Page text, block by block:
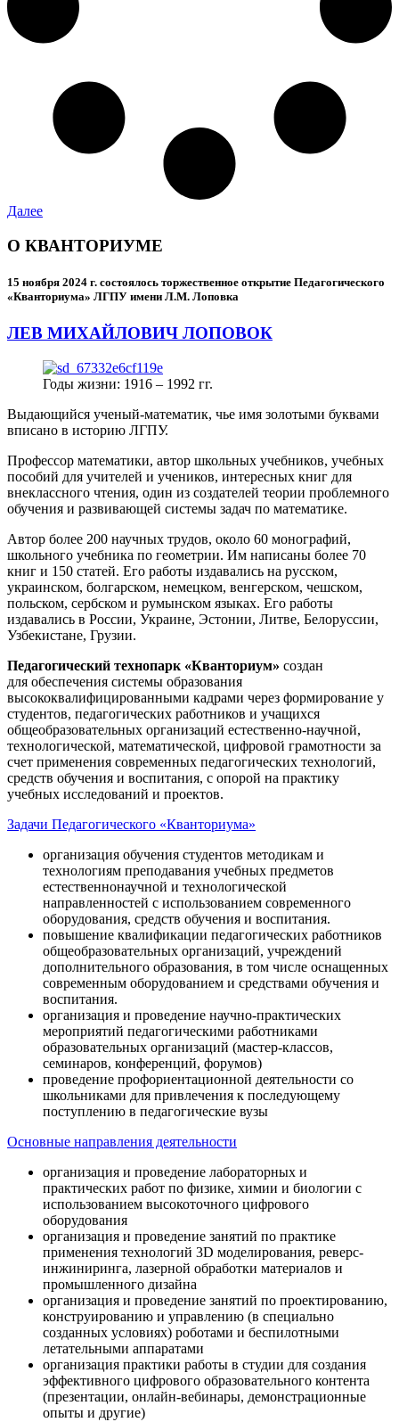
Далее
О КВАНТОРИУМЕ
15 ноября 2024 г. состоялось торжественное открытие Педагогического
«Кванториума» ЛГПУ имени Л.М. Лоповка
ЛЕВ МИХАЙЛОВИЧ ЛОПОВОК
Годы жизни: 1916 – 1992 гг.
Выдающийся ученый-математик, чье имя золотыми буквами
вписано в историю ЛГПУ.
Профессор математики, автор школьных учебников, учебных
пособий для учителей и учеников, интересных книг для
внеклассного чтения, один из создателей теории проблемного
обучения и развивающей системы задач по математике.
Автор более 200 научных трудов, около 60 монографий,
школьного учебника по геометрии. Им написаны более 70
книг и 150 статей. Его работы издавались на русском,
украинском, болгарском, немецком, венгерском, чешском,
польском, сербском и румынском языках. Его работы
издавались в России, Украине, Эстонии, Литве, Белоруссии,
Узбекистане, Грузии.
Педагогический технопарк «Кванториум» создан
для обеспечения системы образования
высококвалифицированными кадрами через формирование у
студентов, педагогических работников и учащихся
общеобразовательных организаций естественно-научной,
технологической, математической, цифровой грамотности за
счет применения современных педагогических технологий,
средств обучения и воспитания, с опорой на практику
учебных исследований и проектов.
Задачи Педагогического «Кванториума»
организация обучения студентов методикам и
технологиям преподавания учебных предметов
естественнонаучной и технологической
направленностей с использованием современного
оборудования, средств обучения и воспитания.
повышение квалификации педагогических работников
общеобразовательных организаций, учреждений
дополнительного образования, в том числе оснащенных
современным оборудованием и средствами обучения и
воспитания.
организация и проведение научно-практических
мероприятий педагогическими работниками
образовательных организаций (мастер-классов,
семинаров, конференций, форумов)
проведение профориентационной деятельности со
школьниками для привлечения к последующему
поступлению в педагогические вузы
Основные направления деятельности
организация и проведение лабораторных и
практических работ по физике, химии и биологии с
использованием высокоточного цифрового
оборудования
организация и проведение занятий по практике
применения технологий 3D моделирования, реверс-
инжиниринга, лазерной обработки материалов и
промышленного дизайна
организация и проведение занятий по проектированию,
конструированию и управлению (в специально
созданных условиях) роботами и беспилотными
летательными аппаратами
организация практики работы в студии для создания
эффективного цифрового образовательного контента
(презентации, онлайн-вебинары, демонстрационные
опыты и другие)